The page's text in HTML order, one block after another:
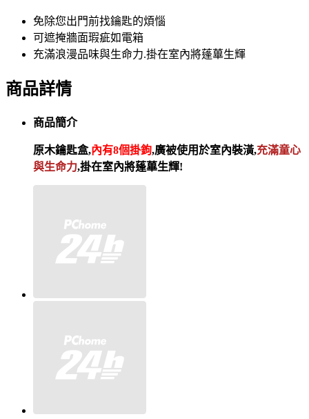
免除您出門前找鑰匙的煩惱
可遮掩牆面瑕疵如電箱
充滿浪漫品味與生命力.掛在室內將蓬蓽生輝
商品詳情
商品簡介
原木鑰匙盒,內有8個掛鉤,廣被使用於室內裝潢,充滿童心
與生命力,掛在室內將蓬蓽生輝!